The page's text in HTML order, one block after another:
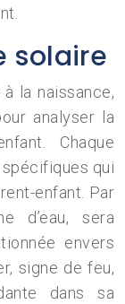
solaire
la naissance,
analyser la
Chaque
qui
enfant. Par
d’eau, sera
envers
signe de feu,
dans sa